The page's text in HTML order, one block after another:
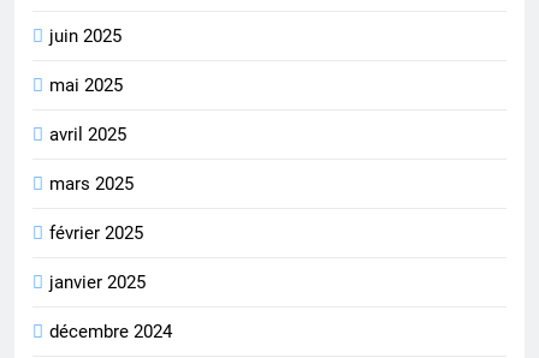
juin 2025
mai 2025
avril 2025
mars 2025
février 2025
janvier 2025
décembre 2024